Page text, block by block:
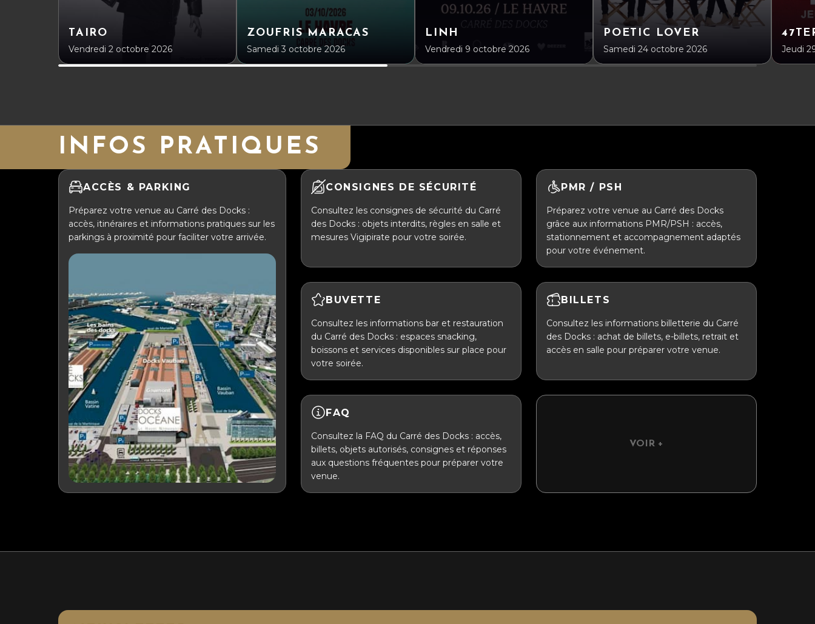
TAIRO
Vendredi 2 octobre 2026
ZOUFRIS MARACAS
Samedi 3 octobre 2026
LINH
Vendredi 9 octobre 2026
POETIC LOVER
Samedi 24 octobre 2026 Jeudi
INFOS PRATIQUES
ACCÈS & PARKING
Préparez votre venue au Carré des Docks :
accès, itinéraires et informations pratiques sur les
parkings à proximité pour faciliter votre arrivée.
CONSIGNES DE SÉCURITÉ
Consultez les consignes de sécurité du Carré
des Docks : objets interdits, règles en salle et
mesures Vigipirate pour votre soirée.
PMR / PSH
Préparez votre venue au Carré des Docks
grâce aux informations PMR/PSH : accès,
stationnement et accompagnement adaptés
pour votre événement.
BUVETTE
Consultez les informations bar et restauration
du Carré des Docks : espaces snacking,
boissons et services disponibles sur place pour
votre soirée.
BILLETS
Consultez les informations billetterie du Carré
des Docks : achat de billets, e-billets, retrait et
accès en salle pour préparer votre venue.
FAQ
Consultez la FAQ du Carré des Docks : accès,
billets, objets autorisés, consignes et réponses
aux questions fréquentes pour préparer votre
venue.
VOIR +